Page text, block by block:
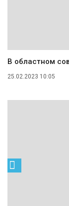
В областном
25.02.2023 10:05